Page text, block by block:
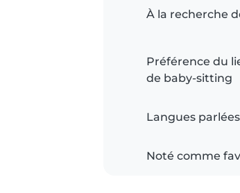
À la recherche
Préférence du
de baby-sitting
Langues parlées
Noté comme